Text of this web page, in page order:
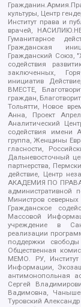
культуры, Центр
Институт права и
врачей,
Гуманитарное
Гражданская
Гражданский Союз,
содействия
заключенных,
инициатив
ВМЕСТЕ,
граждан,
Тольятти, Новое
Анна, Проект
Аналитический
содействия имени
группа, Женщины
гласности,
Дальневосточный
партнерства,
действие, Центр
АКАДЕМИЯ ПО
административной
Министров
Гражданское
Массовой
учреждение в
реализации
поддержки
Общественная
МЕМО. РУ, Институт
Информации,
антимонопольная
Сергей
Вадимовна,
Туровский